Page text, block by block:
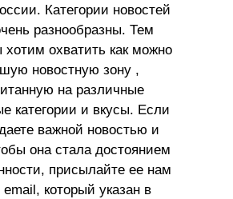
Категории новостей
разнообразны. Тем
охватить как можно
новостную зону ,
на различные
категории и вкусы. Если
важной новостью и
она стала достоянием
присылайте ее нам
который указан в